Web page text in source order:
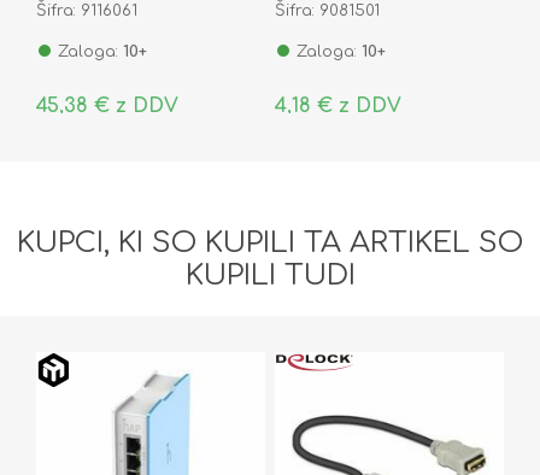
Šifra: 9116061
Zaloga: 10+
45,38 € z DDV
Šifra: 9081501
Zaloga: 10+
4,18 € z DDV
KUPCI, KI SO KUPILI TA ARTIKEL SO
KUPILI TUDI